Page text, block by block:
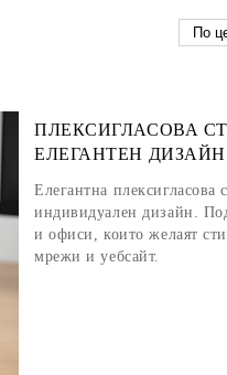
ПЛЕКСИГЛАСОВА
ЕЛЕГАНТЕН
Елегантна плексигласова
индивидуален дизайн.
и офиси, които желаят
мрежи и уебсайт.